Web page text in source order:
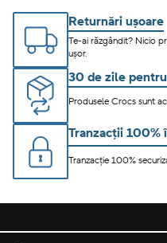
Returnări ușoare
Te-ai răzgândit? Nicio
ușor.
30 de zile
Produsele Crocs sunt
Tranzacții 100%
Tranzacție 100%